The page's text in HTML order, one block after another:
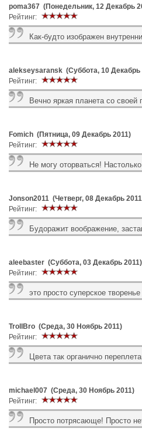
poma367 (Понедельник, 12 Декабрь
Рейтинг:
Как-будто изображен
alekseysaransk (Суббота, 10 Декабрь
Рейтинг:
Вечно яркая планета со своей
Fomich (Пятница, 09 Декабрь 2011)
Рейтинг:
Не могу оторваться!
Jonson2011 (Четверг, 08 Декабрь
Рейтинг:
Будоражит воображение,
aleebaster (Суббота, 03 Декабрь 2011)
Рейтинг:
это просто суперское творенье
TrollBro (Среда, 30 Ноябрь 2011)
Рейтинг:
Цвета так органично
michael007 (Среда, 30 Ноябрь 2011)
Рейтинг:
Просто потрясающе! Просто